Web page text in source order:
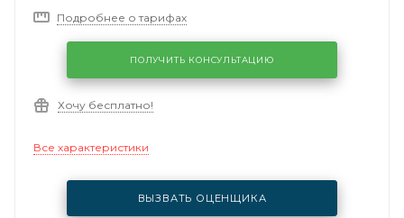
Подробнее о тарифах
ПОЛУЧИТЬ КОНСУЛЬТАЦИЮ
Хочу бесплатно!
Все характеристики
ВЫЗВАТЬ ОЦЕНЩИКА